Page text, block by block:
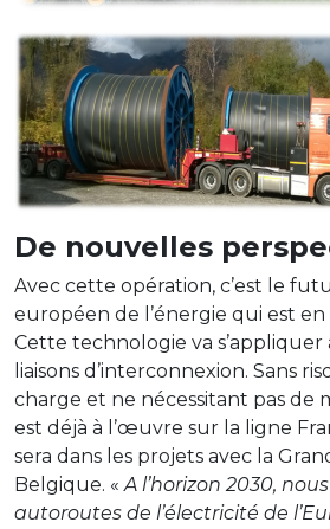
De nouvelles
Avec cette opération, c’est le
européen de l’énergie qui est en
Cette technologie va
liaisons d’interconnexion. Sans
charge et ne nécessitant pas de
est déjà à l’œuvre sur la ligne
sera dans les projets avec la
Belgique. «A l’horizon 2030,
autoroutes de l’électricité de